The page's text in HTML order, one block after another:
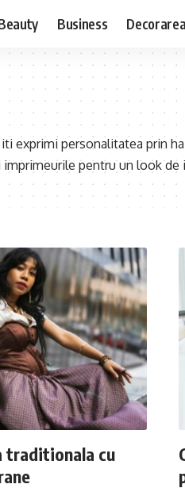
Business
exprimi personalitatea prin
pentru un look de
traditionala cu